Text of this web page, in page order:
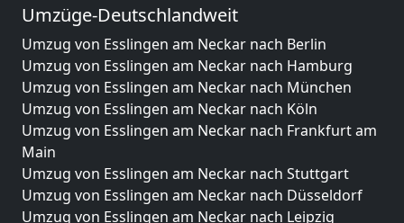
Umzüge-Deutschlandweit
Umzug von Esslingen am Neckar nach Berlin
Umzug von Esslingen am Neckar nach Hamburg
Umzug von Esslingen am Neckar nach München
Umzug von Esslingen am Neckar nach Köln
Umzug von Esslingen am Neckar nach Frankfurt am
Main
Umzug von Esslingen am Neckar nach Stuttgart
Umzug von Esslingen am Neckar nach Düsseldorf
Umzug von Esslingen am Neckar nach Leipzig